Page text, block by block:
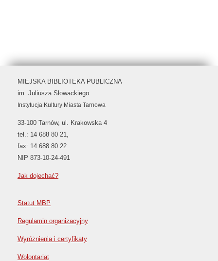
MIEJSKA BIBLIOTEKA PUBLICZNA
im. Juliusza Słowackiego
Instytucja Kultury Miasta Tarnowa
33-100 Tarnów, ul. Krakowska 4
tel.: 14 688 80 21,
fax: 14 688 80 22
NIP 873-10-24-491
Jak dojechać?
Statut MBP
Regulamin organizacyjny
Wyróżnienia i certyfikaty
Wolontariat